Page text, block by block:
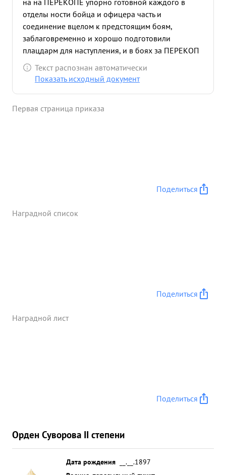
на на ПЕРЕКОПЕ упорно готовной каждого в
отделы ности бойца и офицера часть и
соединение вцелом к предстоящим боям,
заблаговременно и хорошо подготовили
плацдарм для наступления, и в боях за ПЕРЕКОП
эта работа дала свои исключительно положитель
ные результаты. Части корпуса во взаимодействии
противника, окружив и уничтожив Куласскую
СЕВАСТОПОЛЬ, уничтожая его живую силу и
- 49 шт. тягачей и тракторов-38, орудий разных
плен 160 солдат и офицеров уничтожено свыше
умелую подготовку воиск к штурму Перекопа За
Текст распознан автоматически
Показать исходный документ
Первая страница приказа
Поделиться
Наградной список
Поделиться
Наградной лист
Поделиться
Орден Суворова II степени
Дата рождения
__.__.1897